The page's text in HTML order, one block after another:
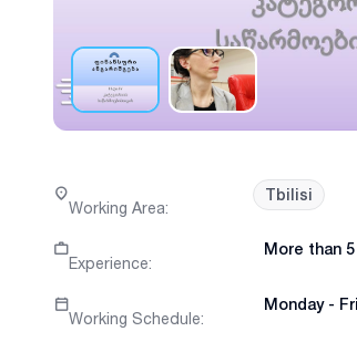
Working Area:
Tbilisi
Experience:
More than
Working Schedule:
Monday-